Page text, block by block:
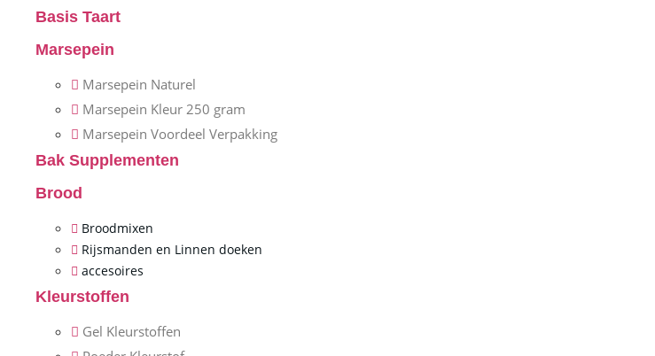
Basis Taart
Marsepein
Marsepein Naturel
Marsepein Kleur 250 gram
Marsepein Voordeel Verpakking
Bak Supplementen
Brood
Broodmixen
Rijsmanden en Linnen doeken
accesoires
Kleurstoffen
Gel Kleurstoffen